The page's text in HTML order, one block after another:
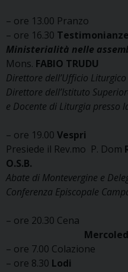
– ore 13.00 Pranzo
– ore 16.30 Testimonianze
Ministerialità nelle
Mons. FABIO TRUDU
Direttore dell’Ufficio
Direttore dell’Istituto
e Docente di Liturgia presso
– ore 19.00 Vespri
Presiede il Rev.mo P. Dom
O.S.B.
Abate di Montevergine e
Conferenza Episcopale
– ore 20.30 Cena
– ore 7.00 Colazione
– ore 8.30 Lodi